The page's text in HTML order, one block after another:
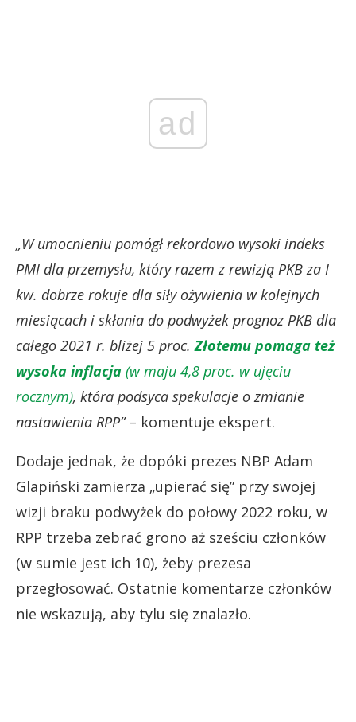
ad
„W umocnieniu pomógł rekordowo wysoki indeks
PMI dla przemysłu, który razem z rewizją PKB za I
kw. dobrze rokuje dla siły ożywienia w kolejnych
miesiącach i skłania do podwyżek prognoz PKB dla
całego 2021 r. bliżej 5 proc.Złotemu pomaga też
wysoka inflacja (w maju 4,8 proc. w ujęciu
rocznym), która podsyca spekulacje o zmianie
nastawienia RPP”– komentuje ekspert.
Dodaje jednak, że dopóki prezes NBP Adam
Glapiński zamierza „upierać się” przy swojej
wizji braku podwyżek do połowy 2022 roku, w
RPP trzeba zebrać grono aż sześciu członków
(w sumie jest ich 10), żeby prezesa
przegłosować. Ostatnie komentarze członków
nie wskazują, aby tylu się znalazło.